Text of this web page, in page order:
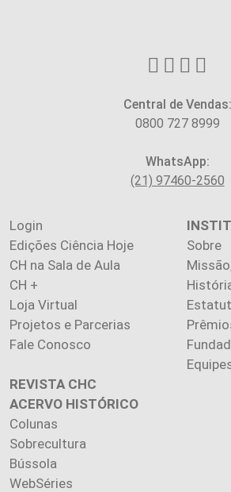
Central de Vendas:
0800 727 8999
WhatsApp:
(21) 97460-2560
Login
Edições Ciência Hoje
CH na Sala de Aula
CH +
Loja Virtual
Projetos e Parcerias
Fale Conosco
Sobre
REVISTA CHC
ACERVO HISTÓRICO
Colunas
Sobrecultura
Bússola
WebSéries